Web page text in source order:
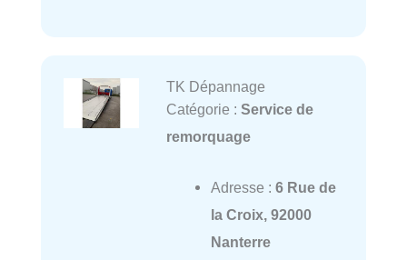
TK Dépannage
Catégorie : Service de
remorquage
Adresse : 6 Rue de
la Croix, 92000
Nanterre